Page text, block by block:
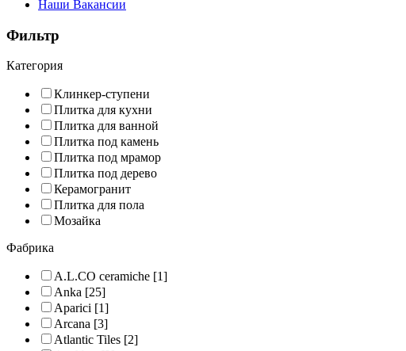
Наши Вакансии
Фильтр
Категория
Клинкер-ступени
Плитка для кухни
Плитка для ванной
Плитка под камень
Плитка под мрамор
Плитка под дерево
Керамогранит
Плитка для пола
Мозайка
Фабрика
A.L.CO ceramiche [1]
Anka [25]
Aparici [1]
Arcana [3]
Atlantic Tiles [2]